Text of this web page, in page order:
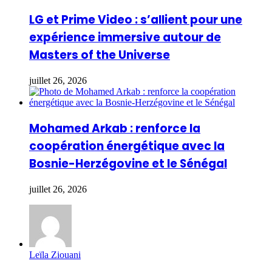
LG et Prime Video : s’allient pour une
expérience immersive autour de
Masters of the Universe
juillet 26, 2026
Mohamed Arkab : renforce la
coopération énergétique avec la
Bosnie-Herzégovine et le Sénégal
juillet 26, 2026
Leïla Ziouani